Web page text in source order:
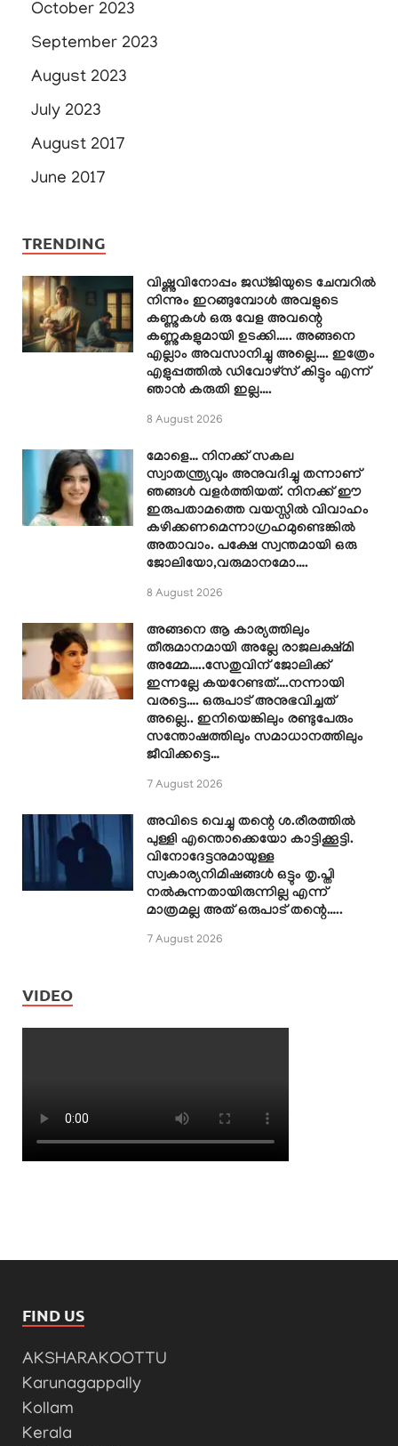
October 2023
September 2023
August 2023
July 2023
August 2017
June 2017
TRENDING
വിഷ്ണുവിനോപ്പം ജഡ്ജിയുടെ ചേമ്പറിൽ
നിന്നും ഇറങ്ങുമ്പോൾ അവളുടെ
കണ്ണുകൾ ഒരു വേള അവന്റെ
കണ്ണുകളുമായി ഉടക്കി….. അങ്ങനെ
എല്ലാം അവസാനിച്ചു അല്ലെ…. ഇത്രേം
എളുപ്പത്തിൽ ഡിവോഴ്സ് കിട്ടും എന്ന്
ഞാൻ കരുതി ഇല്ല….
8 August 2026
മോളെ… നിനക്ക് സകല
സ്വാതന്ത്ര്യവും അനുവദിച്ചു തന്നാണ്
ഞങ്ങൾ വളർത്തിയത്. നിനക്ക് ഈ
ഇരുപതാമത്തെ വയസ്സിൽ വിവാഹം
കഴിക്കണമെന്നാഗ്രഹമുണ്ടെങ്കിൽ
അതാവാം. പക്ഷേ സ്വന്തമായി ഒരു
ജോലിയോ,വരുമാനമോ….
8 August 2026
അങ്ങനെ ആ കാര്യത്തിലും
തീരുമാനമായി അല്ലേ രാജലക്ഷ്മി
അമ്മേ…..സേതുവിന് ജോലിക്ക്
ഇന്നല്ലേ കയറേണ്ടത്….നന്നായി
വരട്ടെ…. ഒരുപാട് അനുഭവിച്ചത്
അല്ലെ.. ഇനിയെങ്കിലും രണ്ടുപേരും
സന്തോഷത്തിലും സമാധാനത്തിലും
ജീവിക്കട്ടെ…
7 August 2026
അവിടെ വെച്ചു തന്റെ ശ.രീരത്തിൽ
പുള്ളി എന്തൊക്കെയോ കാട്ടിക്കൂട്ടി.
വിനോദേട്ടനുമായുള്ള
സ്വകാര്യനിമിഷങ്ങൾ ഒട്ടും തൃ.പ്തി
നൽകുന്നതായിരുന്നില്ല എന്ന്
മാത്രമല്ല അത് ഒരുപാട് തന്റെ…..
7 August 2026
VIDEO
FIND US
AKSHARAKOOTTU
Karunagappally
Kollam
Kerala